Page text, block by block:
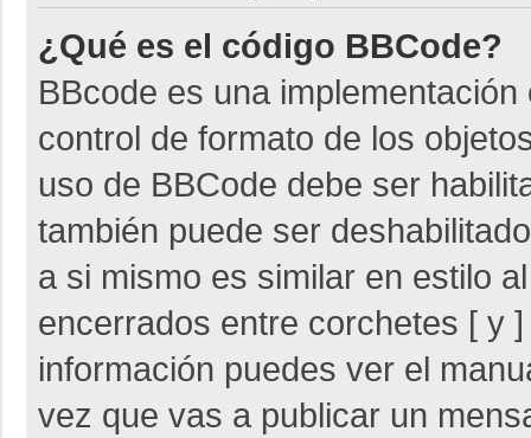
¿Qué es el código BBCode?
BBcode es una
control de formato de los
uso de BBCode debe ser
también puede ser
a si mismo es similar en estilo
encerrados entre corchetes [ y
información puedes ver el
vez que vas a publicar un